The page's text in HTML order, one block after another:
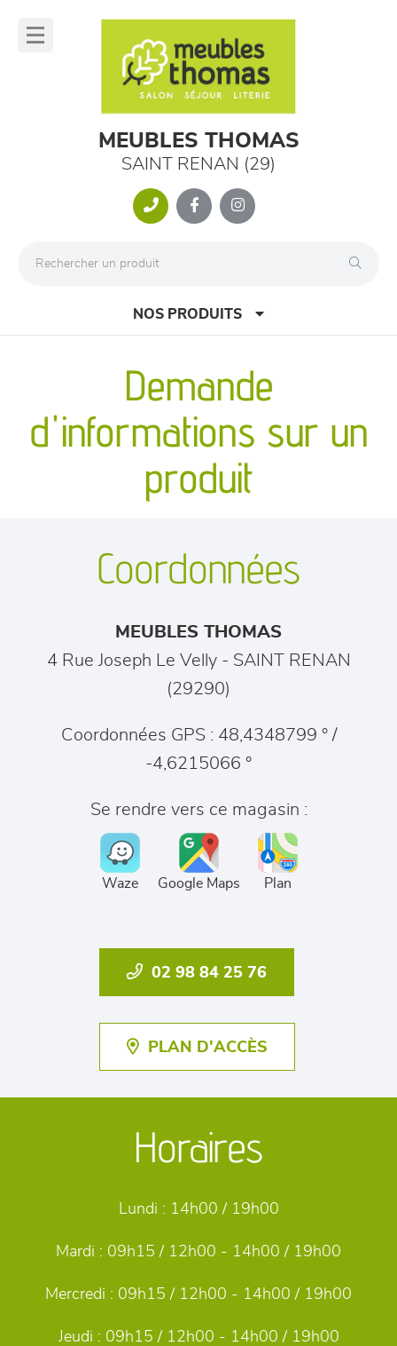
MEUBLES THOMAS
SAINT RENAN (29)
NOS PRODUITS
canapés et fauteuils
séjours
meubles de complément
chambres et dressing
décoration
Demande
d'informations sur un
produit
Coordonnées
MEUBLES THOMAS
4 Rue Joseph Le Velly - SAINT RENAN
(29290)
Coordonnées GPS : 48,4348799 ° /
-4,6215066 °
Se rendre vers ce magasin :
Waze Google Maps Plan
02 98 84 25 76
PLAN D'ACCÈS
Horaires
Lundi : 14h00 / 19h00
Mardi : 09h15 / 12h00 - 14h00 / 19h00
Mercredi : 09h15 / 12h00 - 14h00 / 19h00
Jeudi : 09h15 / 12h00 - 14h00 / 19h00